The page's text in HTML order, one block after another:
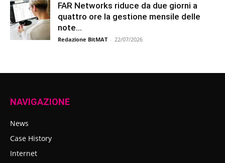
FAR Networks riduce da due giorni a
quattro ore la gestione mensile delle
note...
Redazione BitMAT - 22/07/2026
NAVIGAZIONE
News
Case History
Internet